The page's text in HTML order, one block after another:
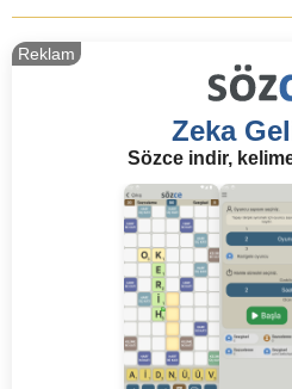
Zeka
Sözce indir,
Reklam